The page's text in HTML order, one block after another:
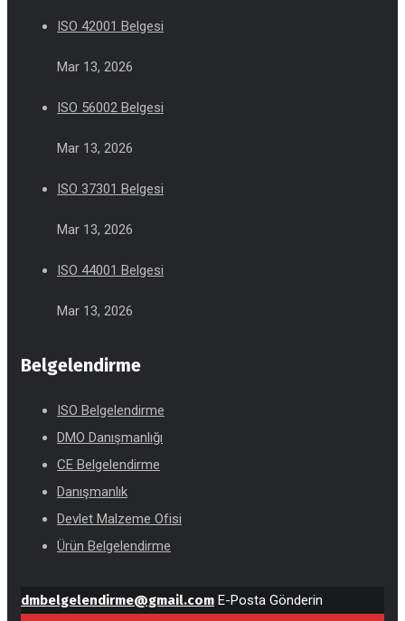
ISO 42001 Belgesi
Mar 13, 2026
ISO 56002 Belgesi
Mar 13, 2026
ISO 37301 Belgesi
Mar 13, 2026
ISO 44001 Belgesi
Mar 13, 2026
Belgelendirme
ISO Belgelendirme
DMO Danışmanlığı
CE Belgelendirme
Danışmanlık
Devlet Malzeme Ofisi
Ürün Belgelendirme
dmbelgelendirme@gmail.com E-Posta Gönderin